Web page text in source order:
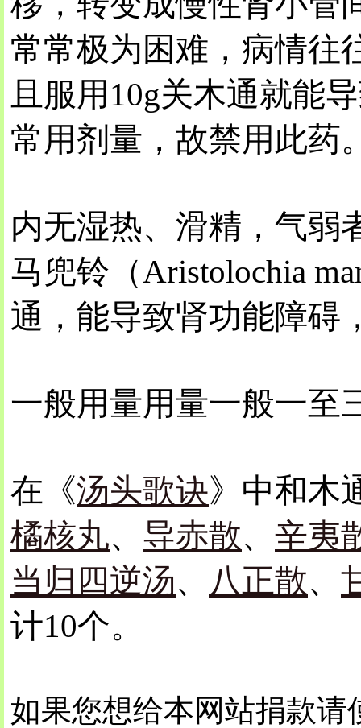
常常极为困难，病情往
且服用10g关木通就能
常用剂量，故禁用此药
内无湿热、滑精，气弱
马兜铃（Aristolochia
通，能导致肾功能障碍
一般用量用量一般一至
在《汤头歌诀》中和木
橘核丸、 导赤散、 辛夷
当归四逆汤、 八正散、
计10个。
如果您想给本网站捐款